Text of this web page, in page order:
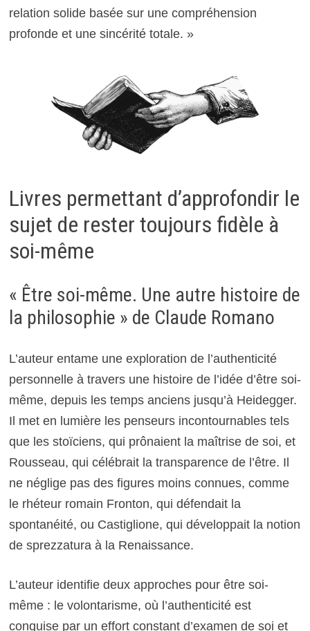
relation solide basée sur une compréhension
profonde et une sincérité totale. »
Livres permettant d’approfondir le
sujet de rester toujours fidèle à
soi-même
« Être soi-même. Une autre histoire de
la philosophie » de Claude Romano
L’auteur entame une exploration de l’authenticité
personnelle à travers une histoire de l’idée d’être soi-
même, depuis les temps anciens jusqu’à Heidegger.
Il met en lumière les penseurs incontournables tels
que les stoïciens, qui prônaient la maîtrise de soi, et
Rousseau, qui célébrait la transparence de l’être. Il
ne néglige pas des figures moins connues, comme
le rhéteur romain Fronton, qui défendait la
spontanéité, ou Castiglione, qui développait la notion
de sprezzatura à la Renaissance.
L’auteur identifie deux approches pour être soi-
même : le volontarisme, où l’authenticité est
conquise par un effort constant d’examen de soi et